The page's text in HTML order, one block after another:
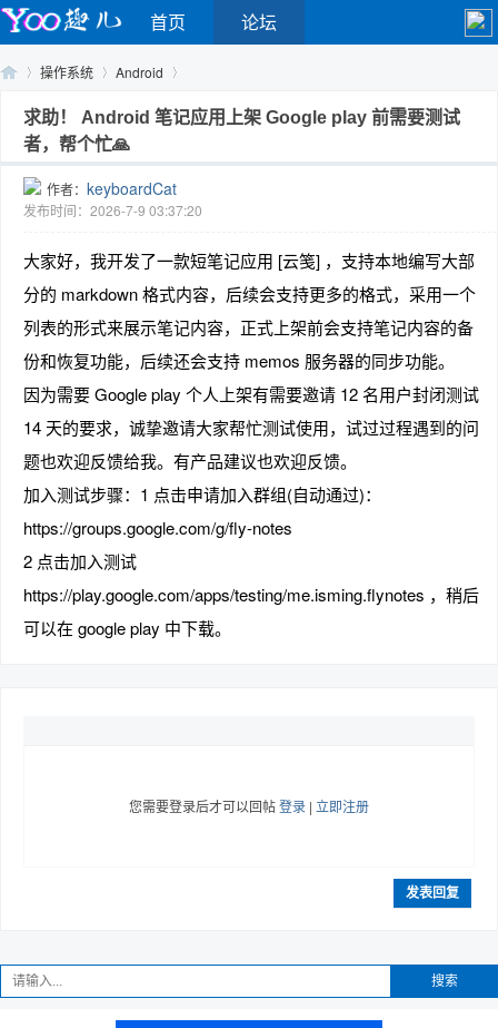
首页 论坛
Yo›
操作系统
›
Android
›
求助！ Android 笔记应用上架 Google play 前需要测试
者，帮个忙🙏
作者： keyboardCat
发布时间：2026-7-9 03:37:20
大家好，我开发了一款短笔记应用 [云笺] ，支持本地编写大部
分的 markdown 格式内容，后续会支持更多的格式，采用一个
列表的形式来展示笔记内容，正式上架前会支持笔记内容的备
份和恢复功能，后续还会支持 memos 服务器的同步功能。
因为需要 Google play 个人上架有需要邀请 12 名用户封闭测试
14 天的要求，诚挚邀请大家帮忙测试使用，试过过程遇到的问
题也欢迎反馈给我。有产品建议也欢迎反馈。
加入测试步骤：1 点击申请加入群组(自动通过)：
https://groups.google.com/g/fly-notes
2 点击加入测试
https://play.google.com/apps/testing/me.isming.flynotes ，稍后
可以在 google play 中下载。
您需要登录后才可以回帖登录 | 立即注册
发表回复
搜索